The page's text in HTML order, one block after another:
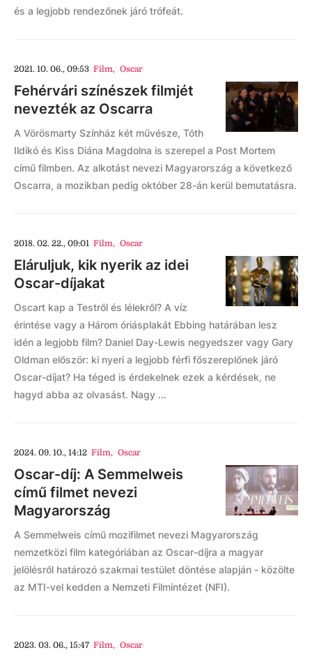
és a legjobb rendezőnek járó trófeát.
2021. 10. 06., 09:53 Film, Oscar
Fehérvári színészek filmjét
nevezték az Oscarra
A Vörösmarty Színház két művésze, Tóth
Ildikó és Kiss Diána Magdolna is szerepel a Post Mortem
című filmben. Az alkotást nevezi Magyarország a következő
Oscarra, a mozikban pedig október 28-án kerül bemutatásra.
2018. 02. 22., 09:01 Film, Oscar
Eláruljuk, kik nyerik az idei
Oscar-díjakat
Oscart kap a Testről és lélekről? A víz
érintése vagy a Három óriásplakát Ebbing határában lesz
idén a legjobb film? Daniel Day-Lewis negyedszer vagy Gary
Oldman először: ki nyeri a legjobb férfi főszereplőnek járó
Oscar-díjat? Ha téged is érdekelnek ezek a kérdések, ne
hagyd abba az olvasást. Nagy ...
2024. 09. 10., 14:12 Film, Oscar
Oscar-díj: A Semmelweis
című filmet nevezi
Magyarország
A Semmelweis című mozifilmet nevezi Magyarország
nemzetközi film kategóriában az Oscar-díjra a magyar
jelölésről határozó szakmai testület döntése alapján - közölte
az MTI-vel kedden a Nemzeti Filmintézet (NFI).
2023. 03. 06., 15:47 Film, Oscar